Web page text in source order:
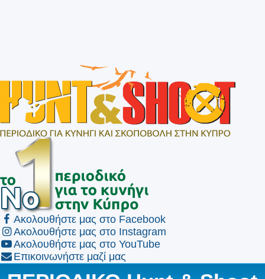
Ακολουθήστε μας στο Facebook
Ακολουθήστε μας στο Instagram
Ακολουθήστε μας στο YouTube
Επικοινωνήστε μαζί μας